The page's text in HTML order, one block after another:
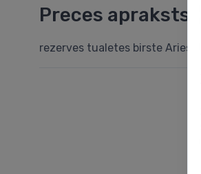
Preces apraksts
rezerves tualetes birste Aries